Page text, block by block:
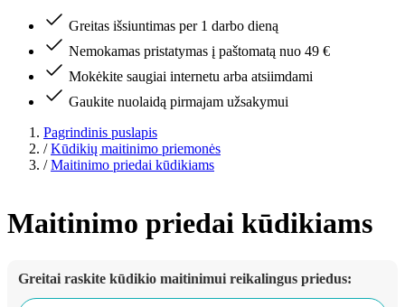
Greitas išsiuntimas per 1 darbo dieną
Nemokamas pristatymas į paštomatą nuo 49 €
Mokėkite saugiai internetu arba atsiimdami
Gaukite nuolaidą pirmajam užsakymui
Pagrindinis puslapis
/ Kūdikių maitinimo priemonės
/ Maitinimo priedai kūdikiams
Maitinimo priedai kūdikiams
Greitai raskite kūdikio maitinimui reikalingus priedus: